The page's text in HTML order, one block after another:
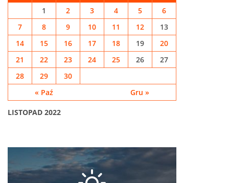
LISTOPAD 2022
« Paź Gru »
1 2 3 4 5
6
7
8 9 10 11 12
13
14
15 16 17 18 19
20
21
22 23 24 25 26
27
28
29 30